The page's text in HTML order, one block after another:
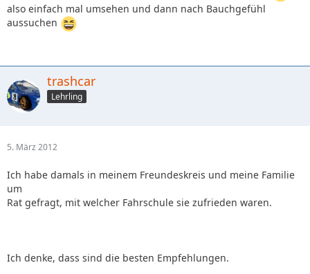
also einfach mal umsehen und dann nach Bauchgefühl
aussuchen
trashcar
Lehrling
5. März 2012
Ich habe damals in meinem Freundeskreis und meine Familie
um
Rat gefragt, mit welcher Fahrschule sie zufrieden waren.
Ich denke, dass sind die besten Empfehlungen.